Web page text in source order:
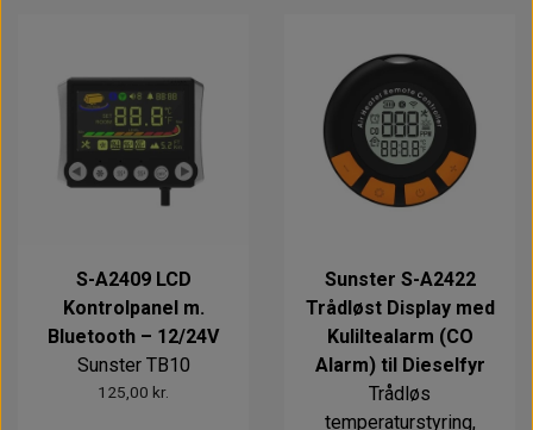
S-A2409 LCD
Kontrolpanel m.
Bluetooth – 12/24V
Sunster TB10
125,00 kr.
Sunster S-A2422
Trådløst Display med
Kuliltealarm (CO
Alarm) til Dieselfyr
Trådløs
temperaturstyring,